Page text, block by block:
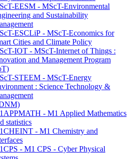
EESM - MScT-Environmental
and Sustainability
ESCLiP - MScT-Economics for
Cities and Climate Policy
IOT - MScT-Internet of Things :
and Management Program
STEEM - MScT-Energy
: Science Technology &
- M1 Applied Mathematics
statistics
- M1 Chemistry and
- M1 CPS - Cyber Physical